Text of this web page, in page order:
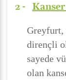
2 - Kanser
Greyfurt,
dirençli
sayede
olan